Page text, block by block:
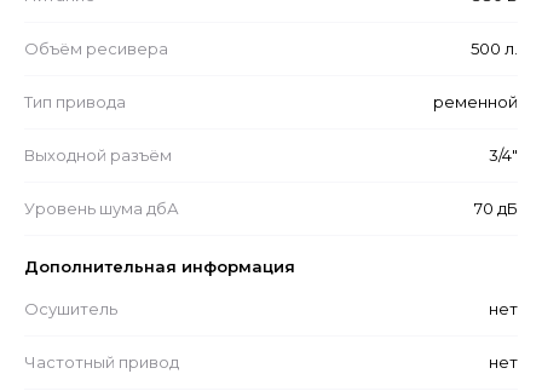
Объём ресивера 500 л.
Тип привода ременной
Выходной разъём 3/4"
Уровень шума дбА 70 дБ
Дополнительная информация
Осушитель нет
Частотный привод нет